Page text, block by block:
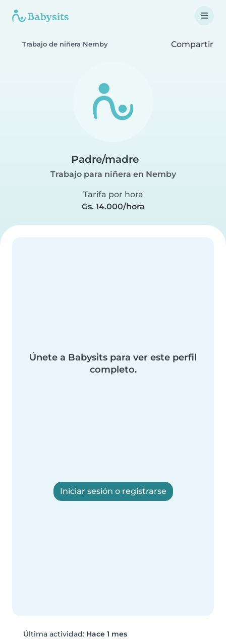
Trabajo de niñera Nemby Compartir
Padre/madre
Trabajo para niñera en Nemby
Tarifa por hora
Gs. 14.000/hora
Únete a Babysits para ver este perfil
completo.
Iniciar sesión o registrarse
Última actividad: Hace 1 mes